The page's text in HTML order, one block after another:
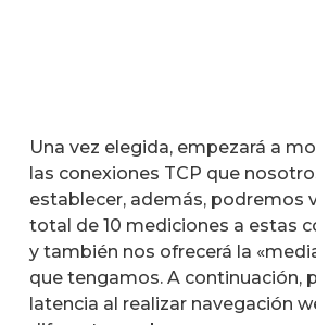
Una vez elegida, empezará a
las conexiones TCP que
establecer, además, podremos
total de 10 mediciones a estas
y también nos ofrecerá la
que tengamos. A continuación,
latencia al realizar navegación